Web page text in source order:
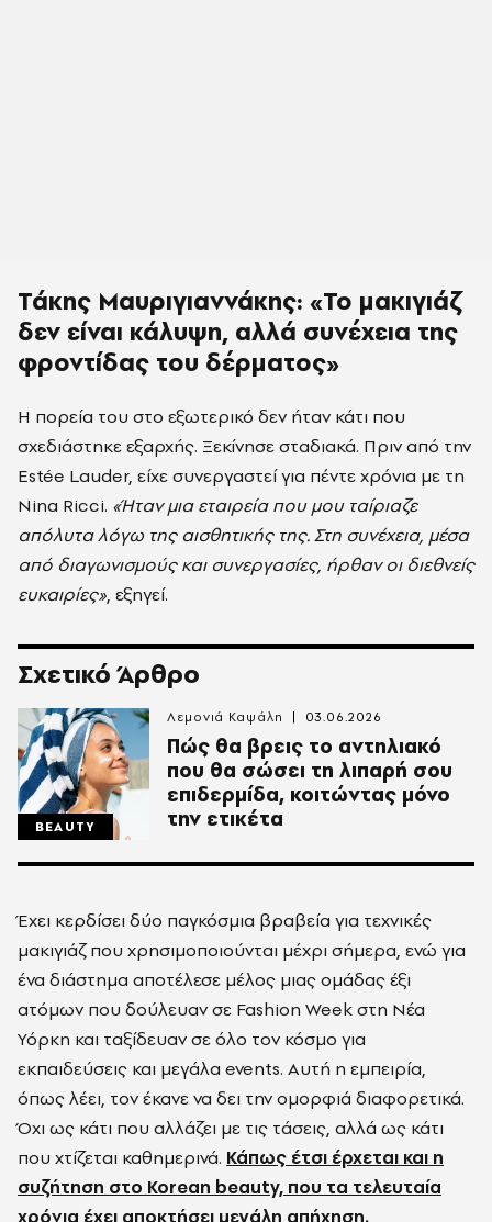
Τάκης Μαυριγιαννάκης: «Το μακιγιάζ
δεν είναι κάλυψη, αλλά συνέχεια της
φροντίδας του δέρματος»
Η πορεία του στο εξωτερικό δεν ήταν κάτι που
σχεδιάστηκε εξαρχής. Ξεκίνησε σταδιακά. Πριν από την
Estée Lauder, είχε συνεργαστεί για πέντε χρόνια με τη
Nina Ricci. «Ήταν μια εταιρεία που μου ταίριαζε
απόλυτα λόγω της αισθητικής της. Στη συνέχεια, μέσα
από διαγωνισμούς και συνεργασίες, ήρθαν οι διεθνείς
ευκαιρίες», εξηγεί.
Σχετικό Άρθρο
BEAUTY
Πώς θα βρεις το αντηλιακό
που θα σώσει τη λιπαρή σου
επιδερμίδα, κοιτώντας μόνο
την ετικέτα
Λεμονιά Καψάλη 03.06.2026
Έχει κερδίσει δύο παγκόσμια βραβεία για τεχνικές
μακιγιάζ που χρησιμοποιούνται μέχρι σήμερα, ενώ για
ένα διάστημα αποτέλεσε μέλος μιας ομάδας έξι
ατόμων που δούλευαν σε Fashion Week στη Νέα
Υόρκη και ταξίδευαν σε όλο τον κόσμο για
εκπαιδεύσεις και μεγάλα events. Αυτή η εμπειρία,
όπως λέει, τον έκανε να δει την ομορφιά διαφορετικά.
Όχι ως κάτι που αλλάζει με τις τάσεις, αλλά ως κάτι
που χτίζεται καθημερινά. Κάπως έτσι έρχεται και η
συζήτηση στο Korean beauty, που τα τελευταία
χρόνια έχει αποκτήσει μεγάλη απήχηση.